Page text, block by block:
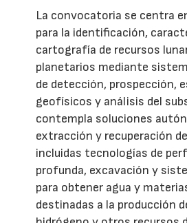
La convocatoria se centra
para la identificación,
cartografía de recursos
planetarios mediante
de detección, prospección,
geofísicos y análisis del
contempla soluciones
extracción y recuperación
incluidas tecnologías de
profunda, excavación y
para obtener agua y
destinadas a la producción